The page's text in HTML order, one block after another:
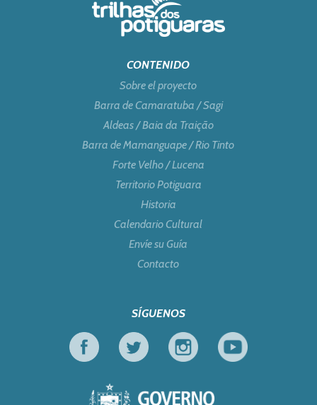
CONTENIDO
Sobre el proyecto
Barra de Camaratuba / Sagi
Aldeas / Baia da Traição
Barra de Mamanguape / Rio Tinto
Forte Velho / Lucena
Territorio Potiguara
Historia
Calendario Cultural
Envíe su Guía
Contacto
SÍGUENOS
Facebook
Twitter Instagram